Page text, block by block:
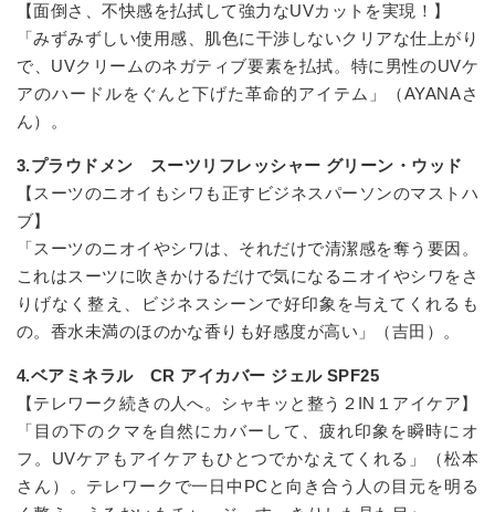
【面倒さ、不快感を払拭して強力なUVカットを実現！】
「みずみずしい使用感、肌色に干渉しないクリアな仕上がり
で、UVクリームのネガティブ要素を払拭。特に男性のUVケ
アのハードルをぐんと下げた革命的アイテム」（AYANAさ
ん）。
3.プラウドメン スーツリフレッシャー グリーン・ウッド
【スーツのニオイもシワも正すビジネスパーソンのマストハ
ブ】
「スーツのニオイやシワは、それだけで清潔感を奪う要因。
これはスーツに吹きかけるだけで気になるニオイやシワをさ
りげなく整え、ビジネスシーンで好印象を与えてくれるも
の。香水未満のほのかな香りも好感度が高い」（吉田）。
4.ベアミネラル CR アイカバー ジェル SPF25
【テレワーク続きの人へ。シャキッと整う２IN１アイケア】
「目の下のクマを自然にカバーして、疲れ印象を瞬時にオ
フ。UVケアもアイケアもひとつでかなえてくれる」（松本
さん）。テレワークで一日中PCと向き合う人の目元を明る